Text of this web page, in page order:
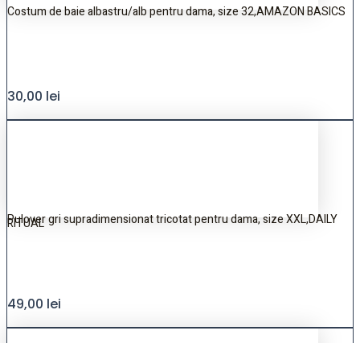
Costum de baie albastru/alb pentru dama, size 32,AMAZON BASICS
30,00 lei
Pulover gri supradimensionat tricotat pentru dama, size XXL,DAILY
RITUAL
49,00 lei